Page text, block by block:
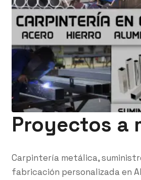
Proyectos a
Carpintería metálica,
fabricación personalizada en